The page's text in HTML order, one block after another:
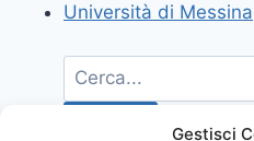
Gestisci
Università di Messina